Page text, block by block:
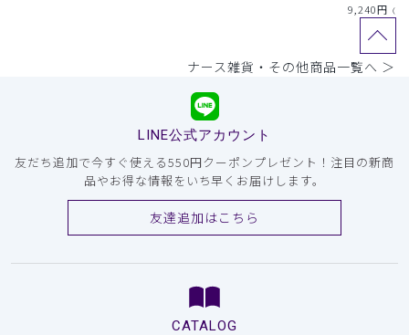
9,240円 （税
ナース雑貨・その他商品一覧へ ＞
LINE公式アカウント
友だち追加で今すぐ使える550円クーポンプレゼント！注目の新商
品やお得な情報をいち早くお届けします。
友達追加はこちら
CATALOG